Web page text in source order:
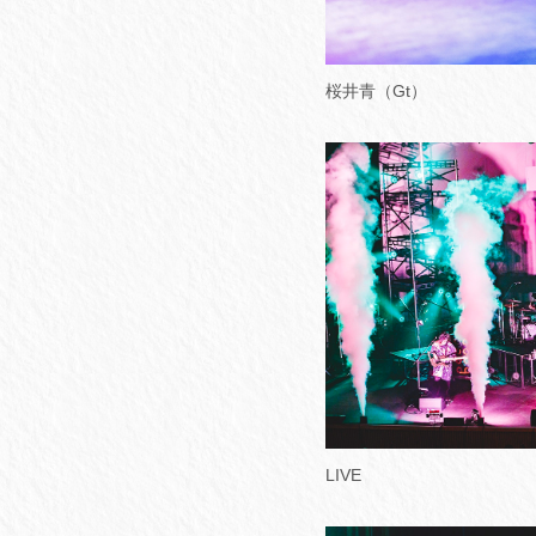
桜井青（Gt）
LIVE